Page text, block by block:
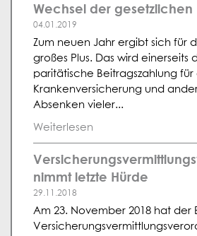
Wechsel der gesetzlichen
04.01.2019
Zum neuen Jahr ergibt sich für
großes Plus. Das wird einerseits
paritätische Beitragszahlung
Krankenversicherung und
Absenken vieler...
Weiterlesen
nimmt letzte Hürde
29.11.2018
Am 23. November 2018 hat der